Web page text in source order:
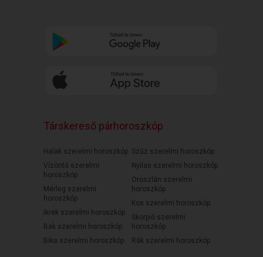
Társkereső párhoroszkóp
Halak szerelmi horoszkóp
Vízöntő szerelmi
horoszkóp
Mérleg szerelmi
horoszkóp
Ikrek szerelmi horoszkóp
Bak szerelmi horoszkóp
Bika szerelmi horoszkóp
Szűz szerelmi horoszkóp
Nyilas szerelmi horoszkóp
Oroszlán szerelmi
horoszkóp
Kos szerelmi horoszkóp
Skorpió szerelmi
horoszkóp
Rák szerelmi horoszkóp